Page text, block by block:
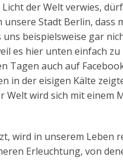
der Welt verwies,
Stadt Berlin,
beispielsweise gar
es hier unten einfach
Tagen auch auf
in der eisigen Kälte
wird sich mit einem
wird in unserem Leben
Erleuchtung, von